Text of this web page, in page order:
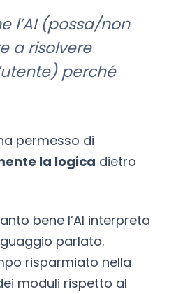
l’AI (possa/non
a risolvere
perché
permesso di
la logica dietro
bene l’AI interpreta
parlato.
risparmiato nella
moduli rispetto al